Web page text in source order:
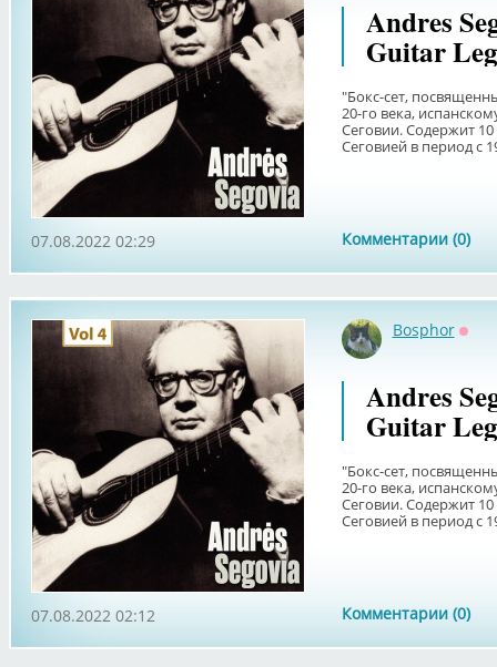
Andres
Guitar
"Бокс-сет,
20-го века,
Сеговии. Содержит
Сеговией в период с
Комментарии (0)
07.08.2022 02:29
Bosphor
Andres
Guitar
"Бокс-сет,
20-го века,
Сеговии. Содержит
Сеговией в период с
Комментарии (0)
07.08.2022 02:12